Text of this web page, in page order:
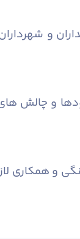
و
و چالش
و همکاری